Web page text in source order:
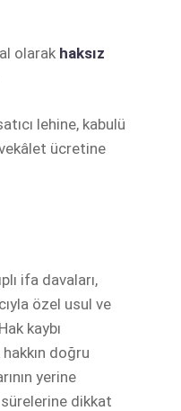
olarak haksız
lehine, kabulü
ücretine
ifa davaları,
özel usul ve
kaybı
doğru
yerine
dikkat